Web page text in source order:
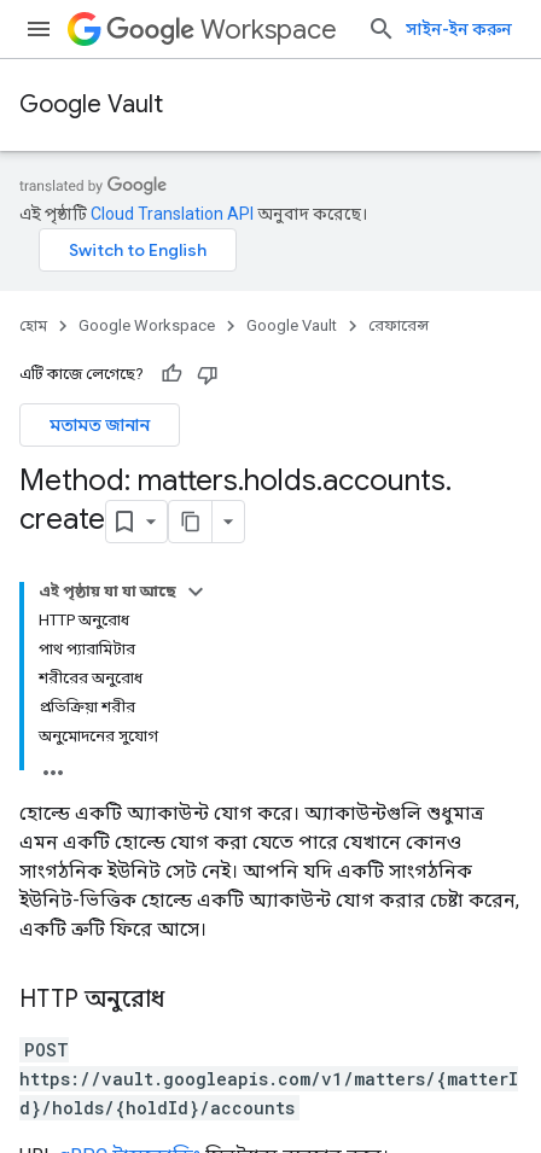
Workspace সাইন-ইন করুন
Google Vault
এই পৃষ্ঠাটিCloud Translation API অনুবাদ করেছে।
হোম Google Workspace Google Vault রেফারেন্স
এটি কাজে লেগেছে?
মতামত জানান
Method: matters.holds.accounts.
create
এই পৃষ্ঠায় যা যা আছে
HTTP অনুরোধ
পাথ প্যারামিটার
শরীরের অনুরোধ
প্রতিক্রিয়া শরীর
অনুমোদনের সুযোগ
হোল্ডে একটি অ্যাকাউন্ট যোগ করে। অ্যাকাউন্টগুলি শুধুমাত্র
এমন একটি হোল্ডে যোগ করা যেতে পারে যেখানে কোনও
সাংগঠনিক ইউনিট সেট নেই। আপনি যদি একটি সাংগঠনিক
ইউনিট-ভিত্তিক হোল্ডে একটি অ্যাকাউন্ট যোগ করার চেষ্টা করেন,
একটি ত্রুটি ফিরে আসে।
HTTP অনুরোধ
POST
https://vault.googleapis.com/v1/matters/{matterI
d}/holds/{holdId}/accounts